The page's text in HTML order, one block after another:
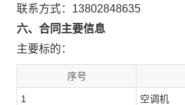
联系方式：13802848635
六、合同主要信息
主要标的：
序号
1 空调机